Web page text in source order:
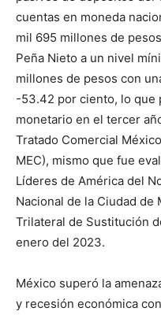
cuentas en moneda
mil 695 millones de
Peña Nieto a un nivel
millones de pesos con
-53.42 por ciento, lo que
monetario en el tercer
Tratado Comercial
MEC), mismo que fue
Líderes de América del
Nacional de la Ciudad de
Trilateral de Sustitución
enero del 2023.
México superó la
y recesión económica